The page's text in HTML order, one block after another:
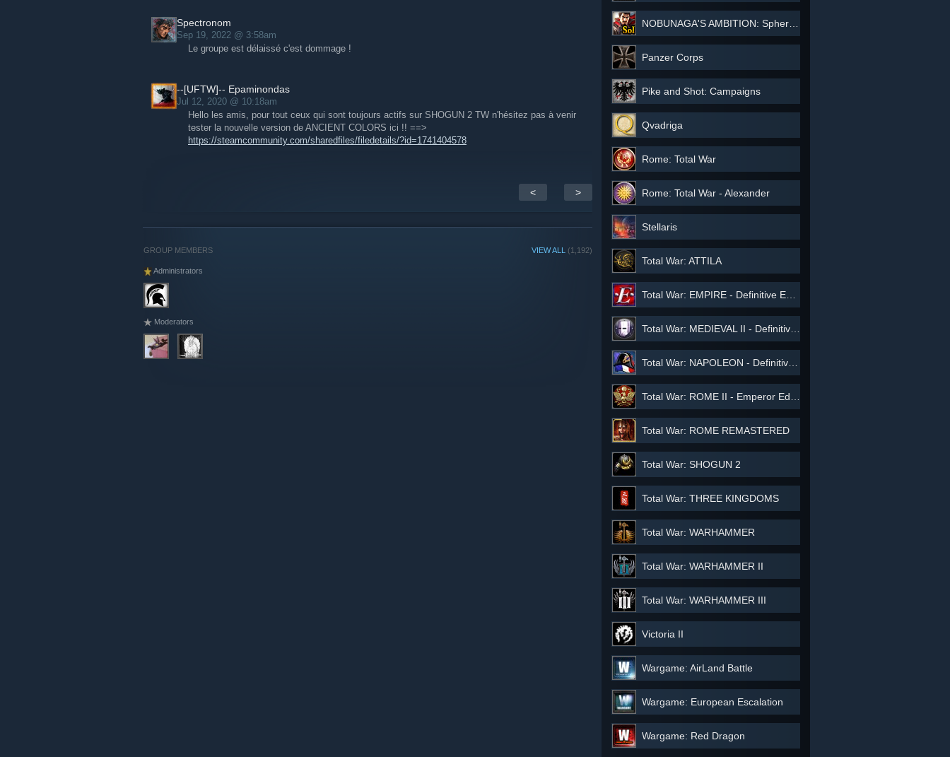
Spectronom
Sep 19, 2022 @ 3:58am
Le groupe est délaissé c'est dommage !
--[UFTW]-- Epaminondas
Jul 12, 2020 @ 10:18am
Hello les amis, pour tout ceux qui sont toujours actifs sur SHOGUN 2 TW n'hésitez pas à venir
tester la nouvelle version de ANCIENT COLORS ici !! ==>
https://steamcommunity.com/sharedfiles/filedetails/?id=1741404578
< >
VIEW ALL (1,192)
GROUP MEMBERS
Administrators
Moderators
NOBUNAGA'S AMBITION: Sphere of Influence
Panzer Corps
Pike and Shot: Campaigns
Qvadriga
Rome: Total War
Rome: Total War - Alexander
Stellaris
Total War: ATTILA
Total War: EMPIRE - Definitive Edition
Total War: MEDIEVAL II - Definitive Edition
Total War: NAPOLEON - Definitive Edition
Total War: ROME II - Emperor Edition
Total War: ROME REMASTERED
Total War: SHOGUN 2
Total War: THREE KINGDOMS
Total War: WARHAMMER
Total War: WARHAMMER II
Total War: WARHAMMER III
Victoria II
Wargame: AirLand Battle
Wargame: European Escalation
Wargame: Red Dragon